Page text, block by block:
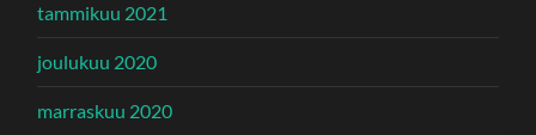
tammikuu 2021
joulukuu 2020
marraskuu 2020